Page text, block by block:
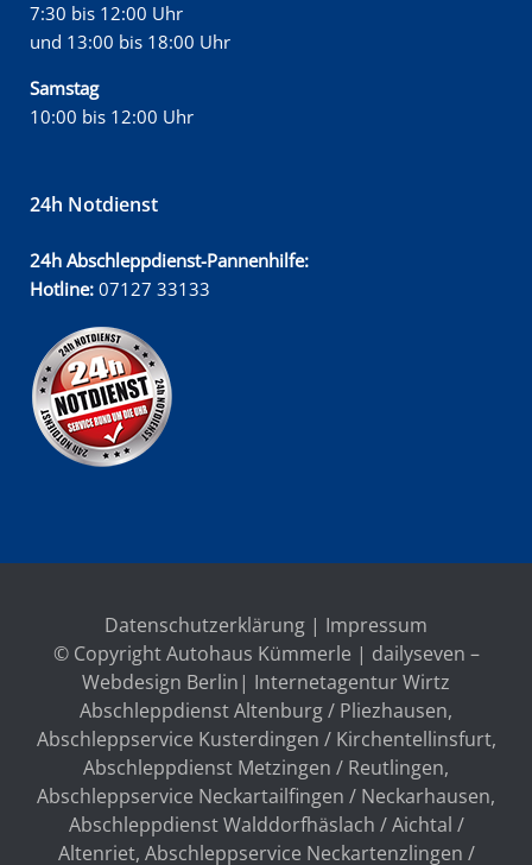
7:30 bis 12:00 Uhr
und 13:00 bis 18:00 Uhr
Samstag
10:00 bis 12:00 Uhr
24h Notdienst
24h Abschleppdienst-Pannenhilfe:
Hotline: 07127 33133
Datenschutzerklärung | Impressum
© Copyright Autohaus Kümmerle | dailyseven –
Webdesign Berlin | Internetagentur Wirtz
Abschleppdienst Altenburg / Pliezhausen,
Abschleppservice Kusterdingen / Kirchentellinsfurt,
Abschleppdienst Metzingen / Reutlingen,
Abschleppservice Neckartailfingen / Neckarhausen,
Abschleppdienst Walddorfhäslach / Aichtal /
Altenriet, Abschleppservice Neckartenzlingen /